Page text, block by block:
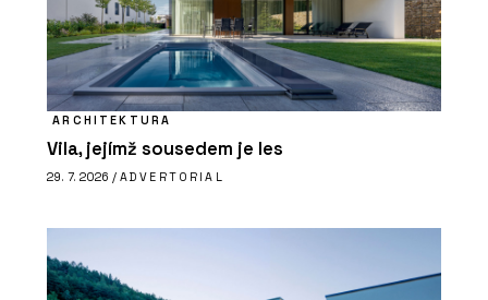
ARCHITEKTURA
Vila, jejímž sousedem je les
29. 7. 2026 / ADVERTORIAL